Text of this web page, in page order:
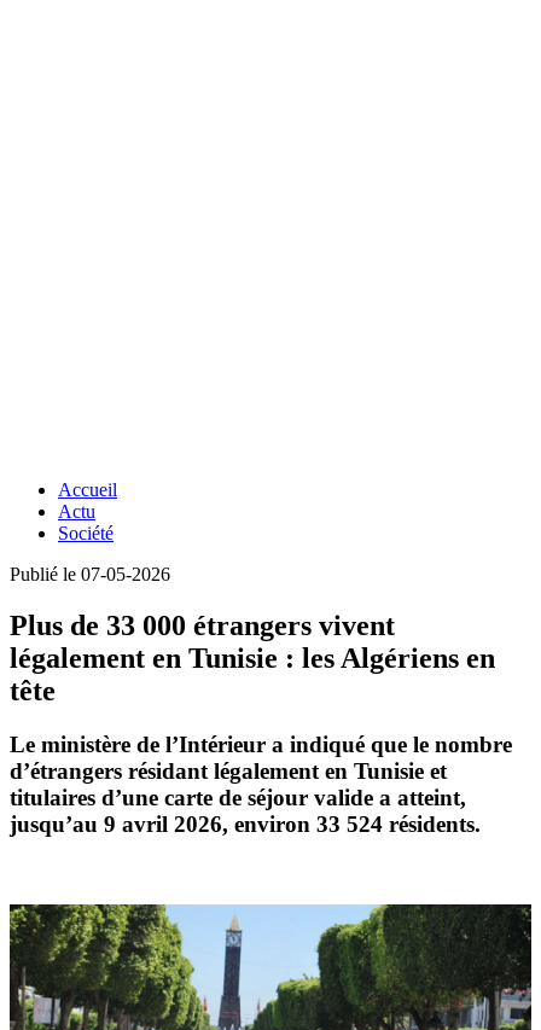
Accueil
Actu
Société
Publié le 07-05-2026
Plus de 33 000 étrangers vivent
légalement en Tunisie : les Algériens en
tête
Le ministère de l’Intérieur a indiqué que le nombre
d’étrangers résidant légalement en Tunisie et
titulaires d’une carte de séjour valide a atteint,
jusqu’au 9 avril 2026, environ 33 524 résidents.